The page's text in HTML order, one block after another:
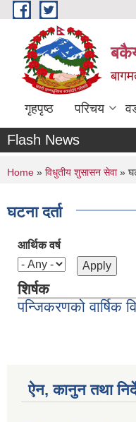
Skip to main content
गृहपृष्ठ परिचय
Flash News
You are here
Home » विधुतीय शुसासन सेवा»
घटना दर्ता
आर्थिक वर्ष
शिर्षक
पन्जिकरणको वार्षिक
ऐन, कानुन तथा